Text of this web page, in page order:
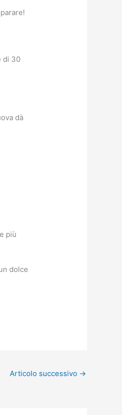
di 30
dà
più
dolce
Articolo successivo →